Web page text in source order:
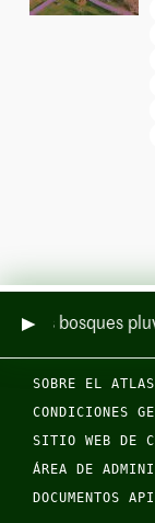
los bosques
SOBRE EL ATLAS
CONDICIONES
SITIO WEB DE
ÁREA DE
DOCUMENTOS API